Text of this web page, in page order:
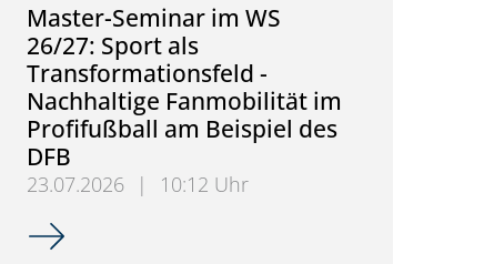
Master-Seminar im WS
26/27: Sport als
Transformationsfeld -
Nachhaltige Fanmobilität im
Profifußball am Beispiel des
DFB
23.07.2026 |
10:12 Uhr
Master-Seminar im WS 26/27: Sport als